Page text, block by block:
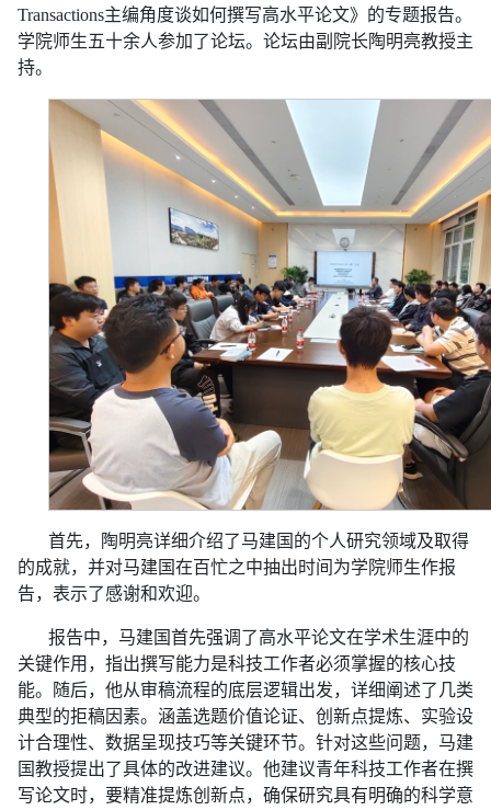
Transactions主编角度谈如何撰写高水平论文》的专题报告。
学院师生五十余人参加了论坛。论坛由副院长陶明亮教授主
持。
首先，陶明亮详细介绍了马建国的个人研究领域及取得
的成就，并对马建国在百忙之中抽出时间为学院师生作报
告，表示了感谢和欢迎。
报告中，马建国首先强调了高水平论文在学术生涯中的
关键作用，指出撰写能力是科技工作者必须掌握的核心技
能。随后，他从审稿流程的底层逻辑出发，详细阐述了几类
典型的拒稿因素。涵盖选题价值论证、创新点提炼、实验设
计合理性、数据呈现技巧等关键环节。针对这些问题，马建
国教授提出了具体的改进建议。他建议青年科技工作者在撰
写论文时，要精准提炼创新点，确保研究具有明确的科学意